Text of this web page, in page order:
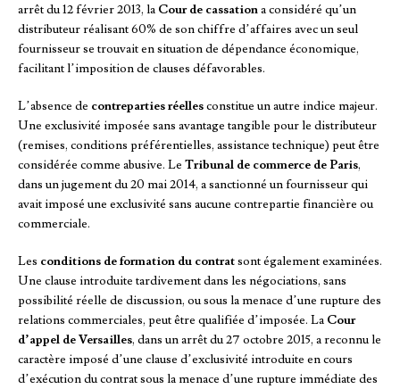
arrêt du 12 février 2013, la Cour de cassationa considéré qu’un
distributeur réalisant 60% de son chiffre d’affaires avec un seul
fournisseur se trouvait en situation de dépendance économique,
facilitant l’imposition de clauses défavorables.
L’absence de contreparties réellesconstitue un autre indice majeur.
Une exclusivité imposée sans avantage tangible pour le distributeur
(remises, conditions préférentielles, assistance technique) peut être
considérée comme abusive. Le Tribunal de commerce de Paris,
dans un jugement du 20 mai 2014, a sanctionné un fournisseur qui
avait imposé une exclusivité sans aucune contrepartie financière ou
commerciale.
Les conditions de formation du contratsont également examinées.
Une clause introduite tardivement dans les négociations, sans
possibilité réelle de discussion, ou sous la menace d’une rupture des
relations commerciales, peut être qualifiée d’imposée. La Cour
d’appel de Versailles, dans un arrêt du 27 octobre 2015, a reconnu le
caractère imposé d’une clause d’exclusivité introduite en cours
d’exécution du contrat sous la menace d’une rupture immédiate des